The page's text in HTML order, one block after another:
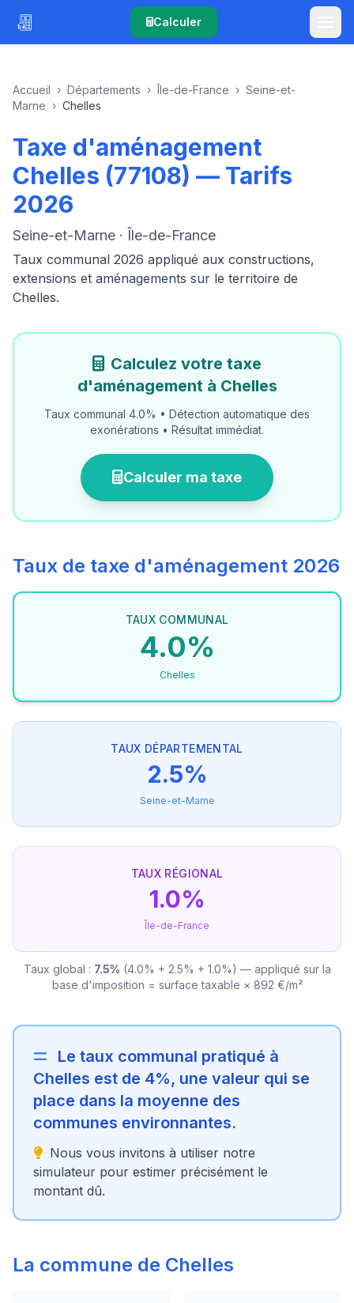
Calculer
Accueil › Départements › Île-de-France › Seine-et-
Marne › Chelles
Taxe d'aménagement
Chelles (77108) — Tarifs
2026
Seine-et-Marne · Île-de-France
Taux communal 2026 appliqué aux constructions,
extensions et aménagements sur le territoire de
Chelles.
Calculez votre taxe
d'aménagement à Chelles
Taux communal 4.0% • Détection automatique des
exonérations • Résultat immédiat.
Calculer ma taxe
Taux de taxe d'aménagement 2026
TAUX COMMUNAL
4.0%
Chelles
TAUX DÉPARTEMENTAL
2.5%
Seine-et-Marne
TAUX RÉGIONAL
1.0%
Île-de-France
Taux global : 7.5% (4.0% + 2.5% + 1.0%) — appliqué sur la
base d'imposition = surface taxable × 892 €/m²
Le taux communal pratiqué à
Chelles est de 4%, une valeur qui se
place dans la moyenne des
communes environnantes.
Nous vous invitons à utiliser notre
simulateur pour estimer précisément le
montant dû.
La commune de Chelles